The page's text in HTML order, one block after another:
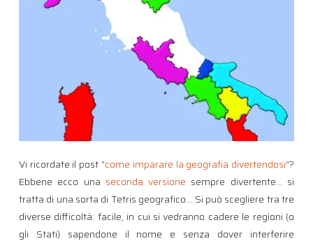
Vi ricordate il post “come imparare la geografia divertendosi“?
Ebbene ecco una seconda versione sempre divertente… si
tratta di una sorta di Tetris geografico… Si può scegliere tra tre
diverse difficoltà: facile, in cui si vedranno cadere le regioni (o
gli Stati) sapendone il nome e senza dover interferire